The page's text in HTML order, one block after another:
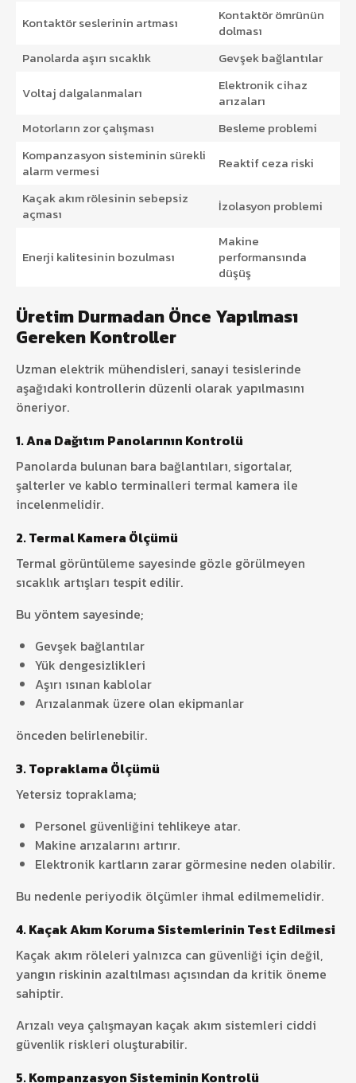
Kontaktör seslerinin artması
Kontaktör ömrünün
dolması
Panolarda aşırı sıcaklık
Gevşek bağlantılar
Voltaj dalgalanmaları
Elektronik cihaz
arızaları
Motorların zor çalışması
Besleme problemi
Kompanzasyon sisteminin sürekli
alarm vermesi
Reaktif ceza riski
Kaçak akım rölesinin sebepsiz
açması
İzolasyon problemi
Enerji kalitesinin bozulması
Makine
performansında
düşüş
Üretim Durmadan Önce Yapılması
Gereken Kontroller
Uzman elektrik mühendisleri, sanayi tesislerinde
aşağıdaki kontrollerin düzenli olarak yapılmasını
öneriyor.
1.Ana Dağıtım Panolarının Kontrolü
Panolarda bulunan bara bağlantıları, sigortalar,
şalterler ve kablo terminalleri termal kamera ile
incelenmelidir.
2.Termal Kamera Ölçümü
Termal görüntüleme sayesinde gözle görülmeyen
sıcaklık artışları tespit edilir.
Bu yöntem sayesinde;
Gevşek bağlantılar
Yük dengesizlikleri
Aşırı ısınan kablolar
Arızalanmak üzere olan ekipmanlar
önceden belirlenebilir.
3.Topraklama Ölçümü
Yetersiz topraklama;
Personel güvenliğini tehlikeye atar.
Makine arızalarını artırır.
Elektronik kartların zarar görmesine neden olabilir.
Bu nedenle periyodik ölçümler ihmal edilmemelidir.
4. Kaçak Akım Koruma Sistemlerinin Test Edilmesi
Kaçak akım röleleri yalnızca can güvenliği için değil,
yangın riskinin azaltılması açısından da kritik öneme
sahiptir.
Arızalı veya çalışmayan kaçak akım sistemleri ciddi
güvenlik riskleri oluşturabilir.
5. Kompanzasyon Sisteminin Kontrolü